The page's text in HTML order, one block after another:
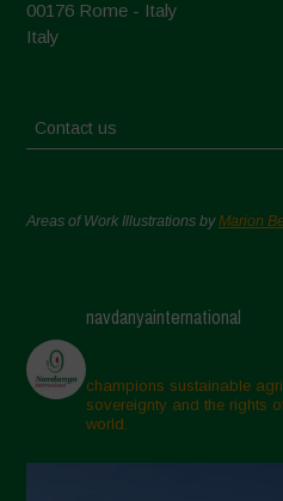
00176 Rome - Italy
Italy
Contact us
Areas of Work Illustrations byMarion
navdanyainternational
champions sustainable
sovereignty and the rights
world.